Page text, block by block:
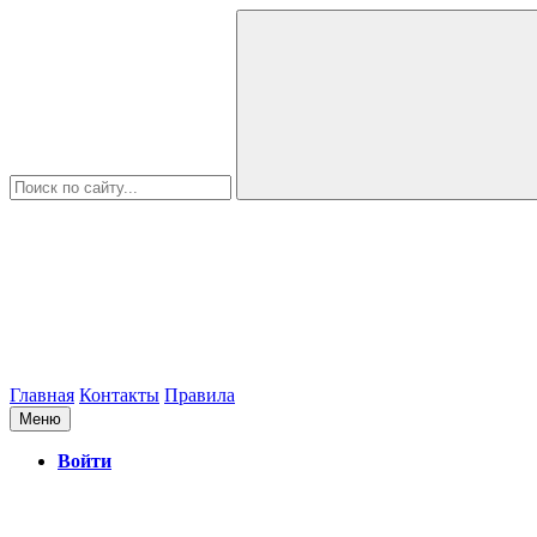
Главная Контакты Правила
Меню
Войти